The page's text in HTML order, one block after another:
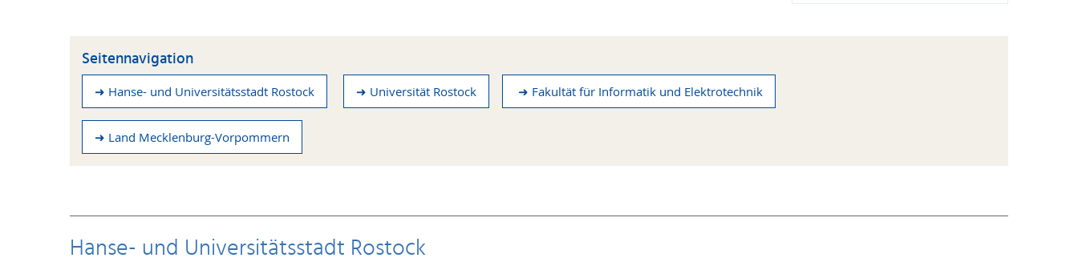
Seitennavigation
➜ Hanse- und Universitätsstadt Rostock ➜ Universität Rostock ➜ Fakultät für Informatik und Elektrotechnik
➜ Land Mecklenburg-Vorpommern
Hanse- und Universitätsstadt Rostock